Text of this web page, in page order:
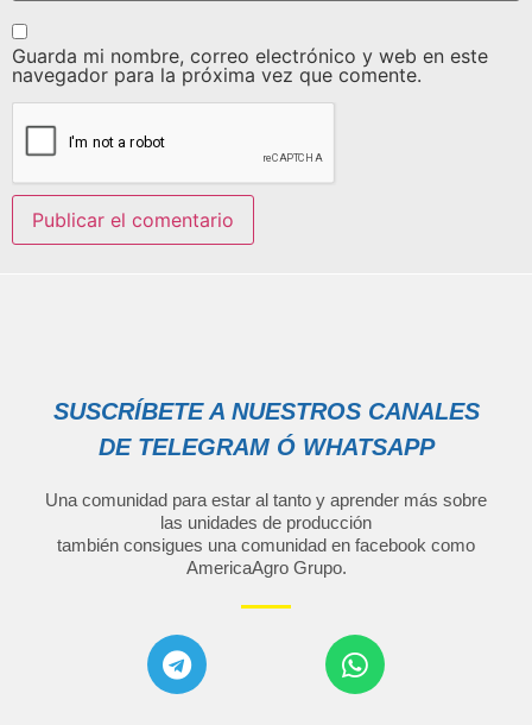
Guarda mi nombre, correo electrónico y web en este
navegador para la próxima vez que comente.
SUSCRÍBETE A NUESTROS CANALES
DE TELEGRAM Ó WHATSAPP
Una comunidad para estar al tanto y aprender más sobre
las unidades de producción
también consigues una comunidad en facebook como
AmericaAgro Grupo.